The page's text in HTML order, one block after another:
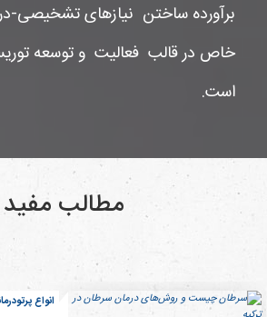
برآورده ساختن نیازهای تشخیصی-
خاص در قالب فعالیت و توسعه
است.
مطالب مفید
انواع